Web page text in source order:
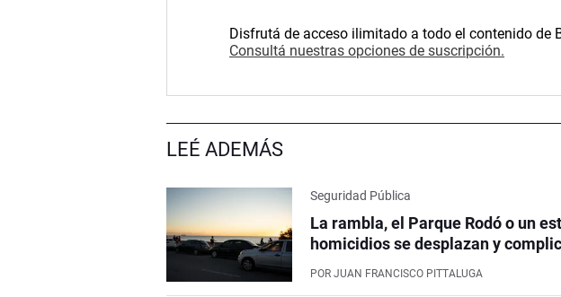
Disfrutá de acceso ilimitado a todo el contenido de
Consultá nuestras opciones de suscripción.
LEÉ ADEMÁS
Seguridad Pública
La rambla, el Parque Rodó o un
homicidios se desplazan y
POR JUAN FRANCISCO PITTALUGA